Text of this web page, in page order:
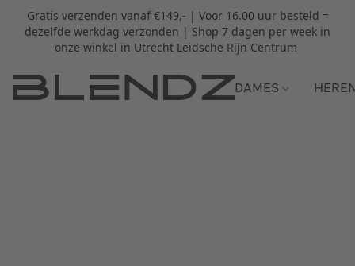
Gratis verzenden vanaf €149,- | Voor 16.00 uur besteld =
dezelfde werkdag verzonden | Shop 7 dagen per week in
onze winkel in Utrecht Leidsche Rijn Centrum
DAMES